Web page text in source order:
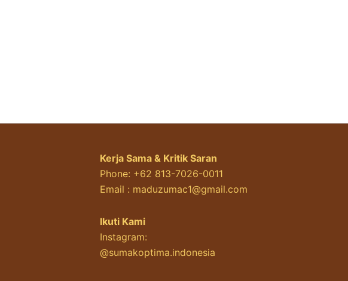
Kerja Sama & Kritik Saran
Phone: +62 813-7026-0011
Email : maduzumac1@gmail.com
Ikuti Kami
Instagram:
@sumakoptima.indonesia